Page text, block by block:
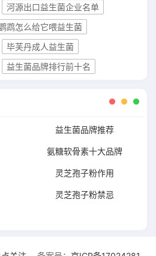
河源出口益生菌企业名单
鹉怎么给它喂益生菌
毕芙丹成人益生菌
益生菌品牌排行前十名
益生菌品牌推荐
氨糖软骨素十大品牌
灵芝孢子粉作用
灵芝孢子粉禁忌